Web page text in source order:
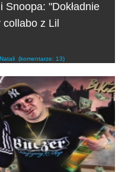
"Dokładnie
z Lil
(komentarze: 13)